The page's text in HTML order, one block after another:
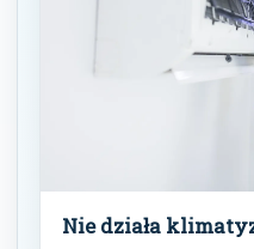
Nie działa